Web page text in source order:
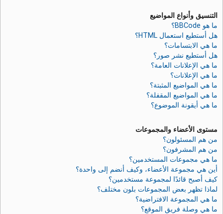
التنسيق وأنواع المواضيع
ما هو BBCode؟
هل أستطيع استعمال HTML؟
ما هي الابتسامات؟
هل أستطيع نشر صور؟
ما هي الإعلانات العامة؟
ما هي الإعلانات؟
ما هي المواضيع المثبتة؟
ما هي المواضيع المقفلة؟
ما هي أيقونة الموضوع؟
مستوى الأعضاء والمجموعات
من هم المسئولون؟
من هم المشرفون؟
ما هي مجموعات المستخدمين؟
أين هي مجموعة الأعضاء، وكيف أنضم إلى واحدة؟
كيف أصبح قائدًا لمجموعة مستخدمين؟
لماذا تظهر بعض المجموعات بلون مختلف؟
ما هي المجموعة الافتراضية؟
ما هي وصلة فريق الموقع؟